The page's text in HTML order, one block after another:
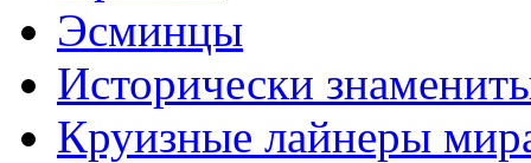
Эсминцы
Исторически
Круизные лайнеры